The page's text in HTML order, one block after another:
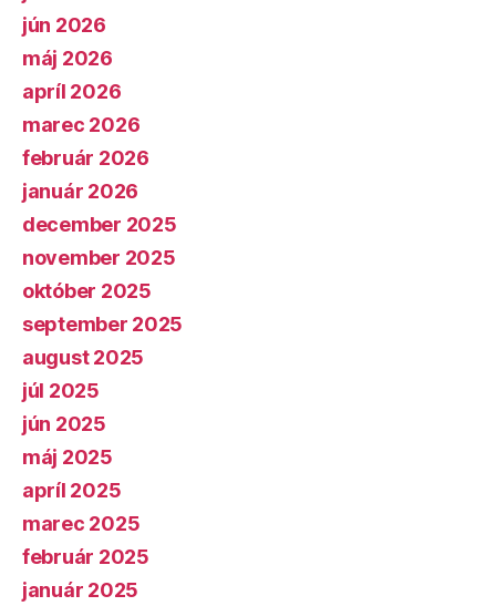
jún 2026
máj 2026
apríl 2026
marec 2026
február 2026
január 2026
december 2025
november 2025
október 2025
september 2025
august 2025
júl 2025
jún 2025
máj 2025
apríl 2025
marec 2025
február 2025
január 2025